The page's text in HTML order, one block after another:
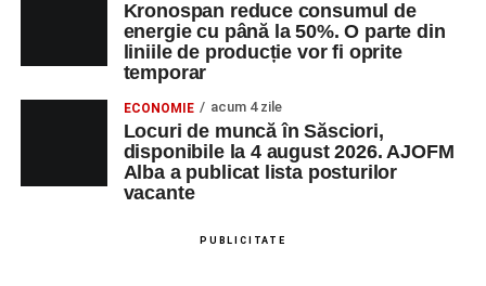
Kronospan reduce consumul de
energie cu până la 50%. O parte din
liniile de producție vor fi oprite
temporar
ECONOMIE acum 4 zile
Locuri de muncă în Săsciori,
disponibile la 4 august 2026. AJOFM
Alba a publicat lista posturilor
vacante
PUBLICITATE